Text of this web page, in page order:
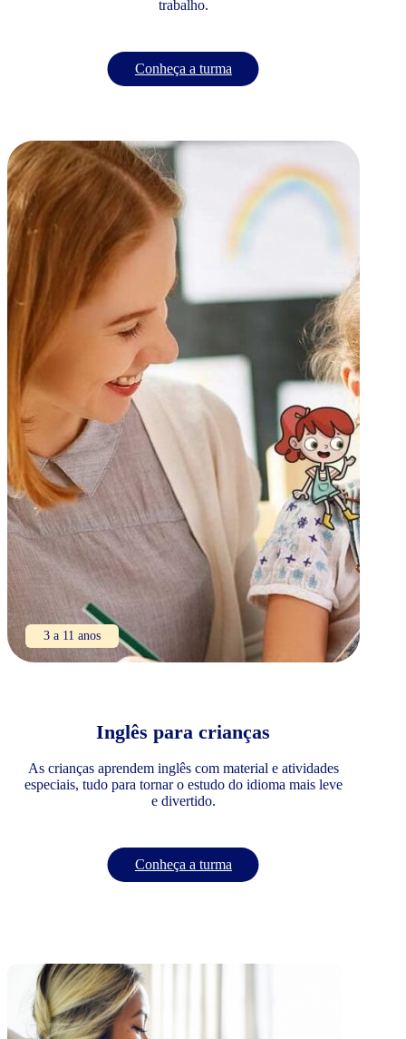
trabalho.
Conheça a turma
3 a 11 anos
Inglês para crianças
As crianças aprendem inglês com material e atividades
especiais, tudo para tornar o estudo do idioma mais leve
e divertido.
Conheça a turma